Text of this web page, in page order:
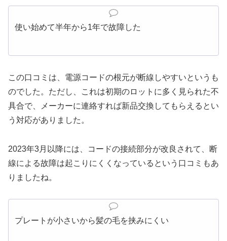
使い始めて半年から1年で故障した
この口コミは、電源コードの根元が断線しやすいというも
のでした。ただし、これは初期のロットに多く見られた不
具合で、メーカーに連絡すれば新品交換してもらえるとい
う対応がありました。
2023年3月以降には、コードの接続部分が改良されて、断
線による故障は起こりにくくなっているという口コミもあ
りましたね。
プレートが小さいから髪の毛を挟みにくい